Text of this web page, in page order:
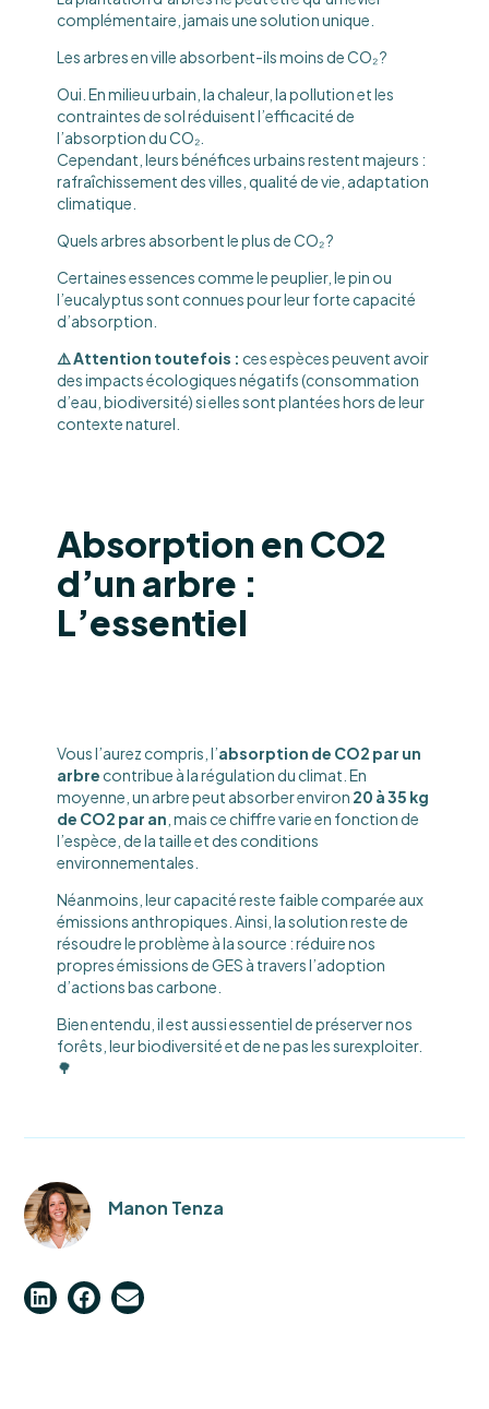
complémentaire, jamais une solution unique.
Les arbres en ville absorbent-ils moins de CO₂ ?
Oui. En milieu urbain, la chaleur, la pollution et les
contraintes de sol réduisent l’efficacité de
l’absorption du CO₂.
Cependant, leurs bénéfices urbains restent majeurs :
rafraîchissement des villes, qualité de vie, adaptation
climatique.
Quels arbres absorbent le plus de CO₂ ?
Certaines essences comme le peuplier, le pin ou
l’eucalyptus sont connues pour leur forte capacité
d’absorption.
⚠️ Attention toutefois : ces espèces peuvent avoir
des impacts écologiques négatifs (consommation
d’eau, biodiversité) si elles sont plantées hors de leur
contexte naturel.
Absorption en CO2
d’un arbre :
L’essentiel
Vous l’aurez compris, l’absorption de CO2 par un
arbre contribue à la régulation du climat. En
moyenne, un arbre peut absorber environ 20 à 35 kg
de CO2 par an , mais ce chiffre varie en fonction de
l’espèce, de la taille et des conditions
environnementales.
Néanmoins, leur capacité reste faible comparée aux
émissions anthropiques. Ainsi, la solution reste de
résoudre le problème à la source : réduire nos
propres émissions de GES à travers l’adoption
d’actions bas carbone.
Bien entendu, il est aussi essentiel de préserver nos
forêts, leur biodiversité et de ne pas les surexploiter.
🌳
Manon Tenza